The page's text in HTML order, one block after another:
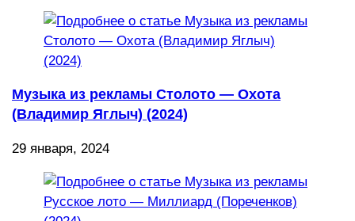
Музыка из рекламы Столото — Охота
(Владимир Яглыч) (2024)
29 января, 2024